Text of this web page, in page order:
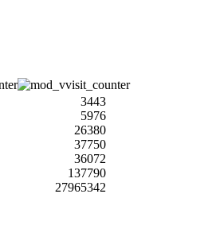
3443
5976
26380
37750
36072
137790
27965342